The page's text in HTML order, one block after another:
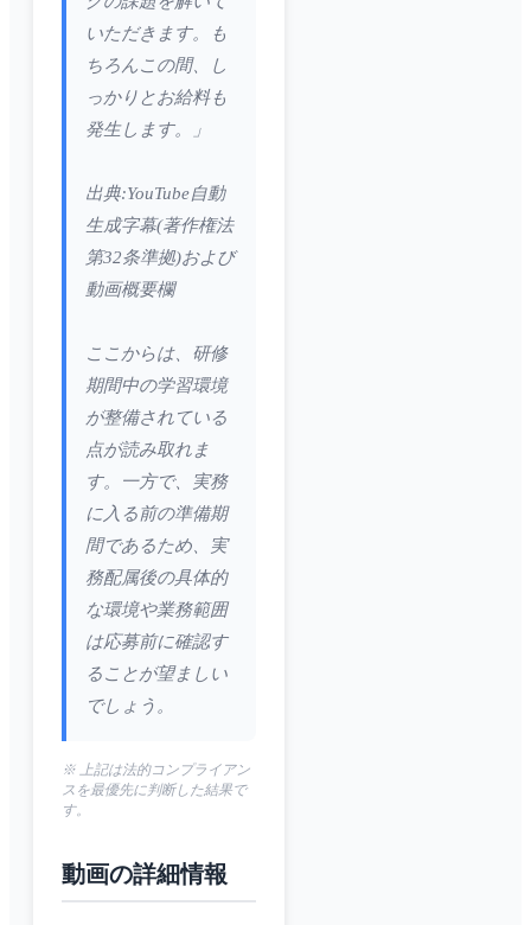
いただきます。も
ちろんこの間、し
っかりとお給料も
発生します。」
出典:YouTube自動
生成字幕(著作権法
第32条準拠)および
動画概要欄
ここからは、研修
期間中の学習環境
が整備されている
点が読み取れま
す。一方で、実務
に入る前の準備期
間であるため、実
務配属後の具体的
な環境や業務範囲
は応募前に確認す
ることが望ましい
でしょう。
※ 上記は法的コンプライアン
スを最優先に判断した結果で
す。
動画の詳細情報